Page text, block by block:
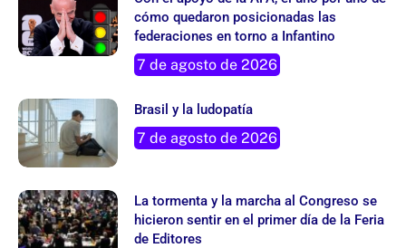
cómo quedaron posicionadas las
federaciones en torno a Infantino
7 de agosto de 2026
Brasil y la ludopatía
7 de agosto de 2026
La tormenta y la marcha al Congreso se
hicieron sentir en el primer día de la Feria
de Editores